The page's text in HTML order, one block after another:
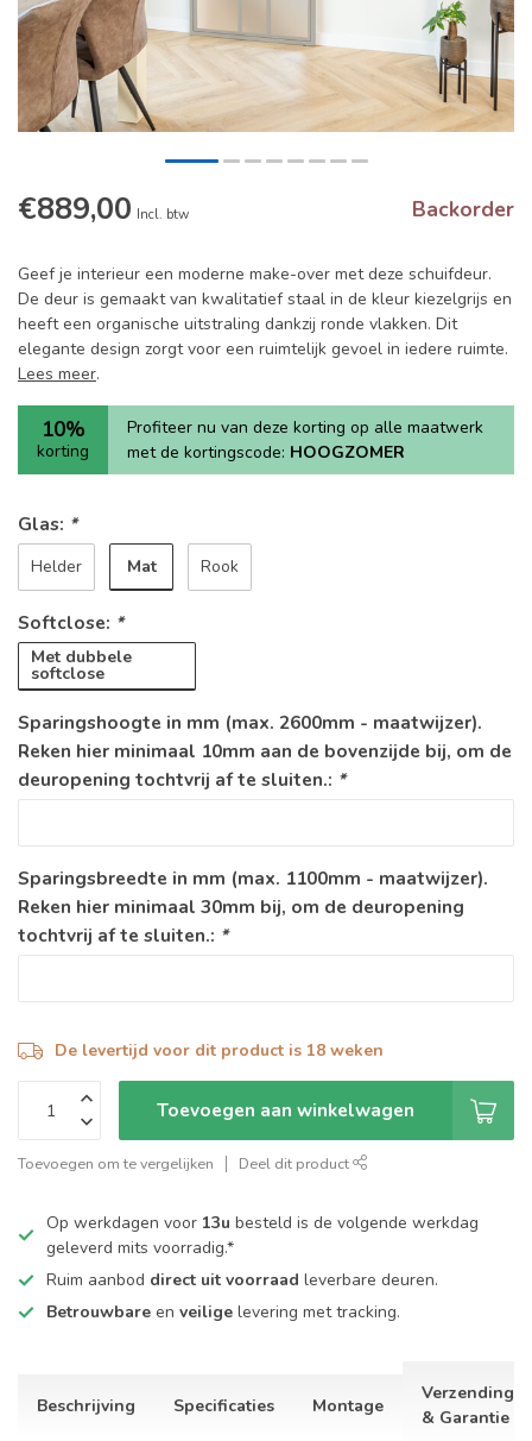
€889,00 Incl. btw Backorder
Geef je interieur een moderne make-over met deze schuifdeur.
De deur is gemaakt van kwalitatief staal in de kleur kiezelgrijs en
heeft een organische uitstraling dankzij ronde vlakken. Dit
elegante design zorgt voor een ruimtelijk gevoel in iedere ruimte.
Lees meer.
10%
korting
Profiteer nu van deze korting op alle maatwerk
met de kortingscode: HOOGZOMER
Glas: *
Helder Mat Rook
Softclose: *
Met dubbele
softclose
Sparingshoogte in mm (max. 2600mm - maatwijzer).
Reken hier minimaal 10mm aan de bovenzijde bij, om de
deuropening tochtvrij af te sluiten.: *
Sparingsbreedte in mm (max. 1100mm - maatwijzer).
Reken hier minimaal 30mm bij, om de deuropening
tochtvrij af te sluiten.: *
De levertijd voor dit product is 18 weken
Toevoegen aan winkelwagen
Toevoegen om te vergelijken Deel dit product
Op werkdagen voor 13u besteld is de volgende werkdag
geleverd mits voorradig.*
Ruim aanbod direct uit voorraad leverbare deuren.
Betrouwbare en veilige levering met tracking.
Beschrijving Specificaties Montage
Verzending
& Garantie